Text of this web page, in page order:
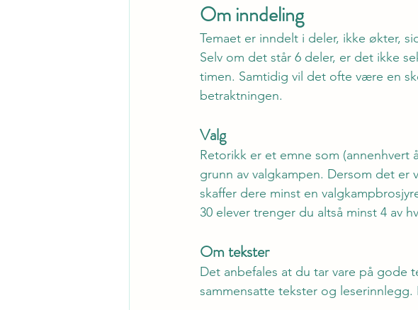
Om inndeling
Temaet er inndelt i deler, ikke økter,
Selv om det står 6 deler, er det ikke
timen. Samtidig vil det ofte være en
betraktningen.
Valg
Retorikk er et emne som (annenhvert
grunn av valgkampen. Dersom det er
skaffer dere minst en
30 elever trenger du altså minst 4 av
Om tekster
Det anbefales at du tar vare på gode
sammensatte tekster og